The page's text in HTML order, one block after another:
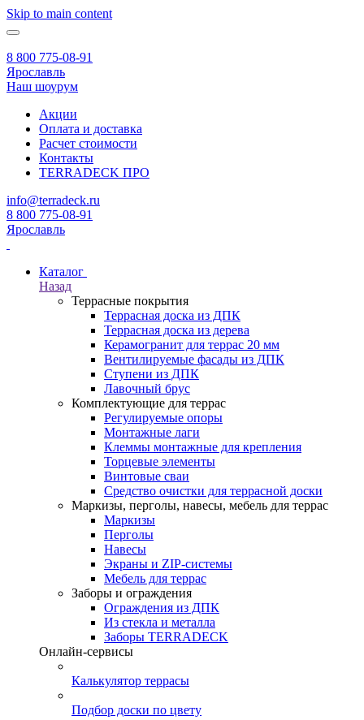
Skip to main content
8 800 775-08-91
Ярославль
Наш шоурум
Акции
Оплата и доставка
Расчет стоимости
Контакты
TERRADECK ПРО
info@terradeck.ru
8 800 775-08-91
Ярославль
Каталог
Назад
Террасные покрытия
Террасная доска из ДПК
Террасная доска из дерева
Керамогранит для террас 20 мм
Вентилируемые фасады из ДПК
Ступени из ДПК
Лавочный брус
Комплектующие для террас
Регулируемые опоры
Монтажные лаги
Клеммы монтажные для крепления
Торцевые элементы
Винтовые сваи
Средство очистки для террасной доски
Маркизы, перголы, навесы, мебель для террас
Маркизы
Перголы
Навесы
Экраны и ZIP-системы
Мебель для террас
Заборы и ограждения
Ограждения из ДПК
Из стекла и металла
Заборы TERRADECK
Онлайн-сервисы
Калькулятор террасы
Подбор доски по цвету